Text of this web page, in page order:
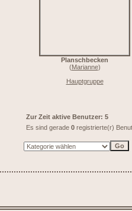
Planschbecken
(Marianne)
Hauptgruppe
Zur Zeit aktive Benutzer: 5
Es sind gerade 0 registrierte(r)